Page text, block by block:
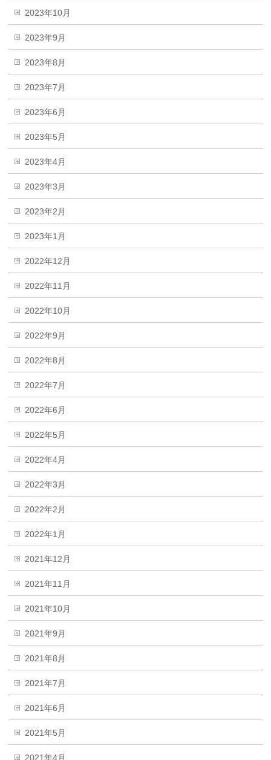
2023年10月
2023年9月
2023年8月
2023年7月
2023年6月
2023年5月
2023年4月
2023年3月
2023年2月
2023年1月
2022年12月
2022年11月
2022年10月
2022年9月
2022年8月
2022年7月
2022年6月
2022年5月
2022年4月
2022年3月
2022年2月
2022年1月
2021年12月
2021年11月
2021年10月
2021年9月
2021年8月
2021年7月
2021年6月
2021年5月
2021年4月